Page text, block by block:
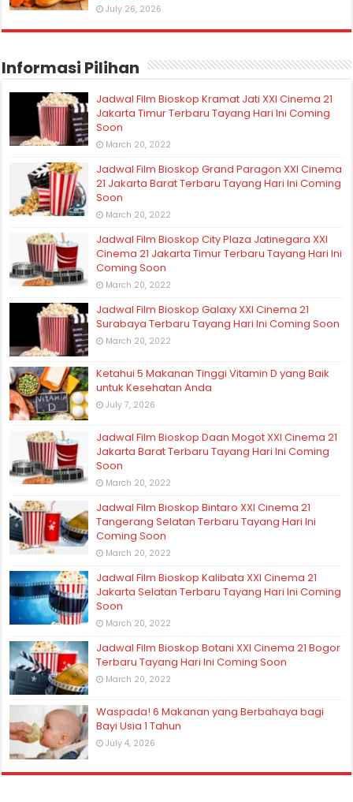
July 26, 2026
Informasi Pilihan
Jadwal Film Bioskop Kramat Jati XXI Cinema 21
Jakarta Timur Terbaru Tayang Hari Ini Coming
Soon
March 20, 2022
Jadwal Film Bioskop Grand Paragon XXI Cinema
21 Jakarta Barat Terbaru Tayang Hari Ini Coming
Soon
March 20, 2022
Jadwal Film Bioskop City Plaza Jatinegara XXI
Cinema 21 Jakarta Timur Terbaru Tayang Hari Ini
Coming Soon
March 20, 2022
Jadwal Film Bioskop Galaxy XXI Cinema 21
Surabaya Terbaru Tayang Hari Ini Coming Soon
March 20, 2022
Ketahui 5 Makanan Tinggi Vitamin D yang Baik
untuk Kesehatan Anda
July 7, 2026
Jadwal Film Bioskop Daan Mogot XXI Cinema 21
Jakarta Barat Terbaru Tayang Hari Ini Coming
Soon
March 20, 2022
Jadwal Film Bioskop Bintaro XXI Cinema 21
Tangerang Selatan Terbaru Tayang Hari Ini
Coming Soon
March 20, 2022
Jadwal Film Bioskop Kalibata XXI Cinema 21
Jakarta Selatan Terbaru Tayang Hari Ini Coming
Soon
March 20, 2022
Jadwal Film Bioskop Botani XXI Cinema 21 Bogor
Terbaru Tayang Hari Ini Coming Soon
March 20, 2022
Waspada! 6 Makanan yang Berbahaya bagi
Bayi Usia 1 Tahun
July 4, 2026